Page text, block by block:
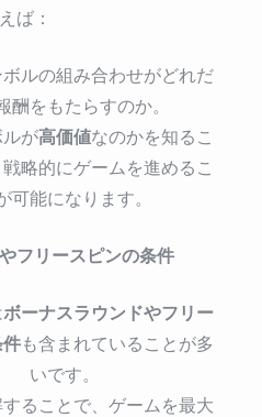
ば：
ルの組み合わせがどれだ
酬をもたらすのか。
が高価値なのかを知るこ
略的にゲームを進めるこ
可能になります。
フリースピンの条件
ボーナスラウンドやフリー
も含まれていることが多
いです。
ることで、ゲームを最大